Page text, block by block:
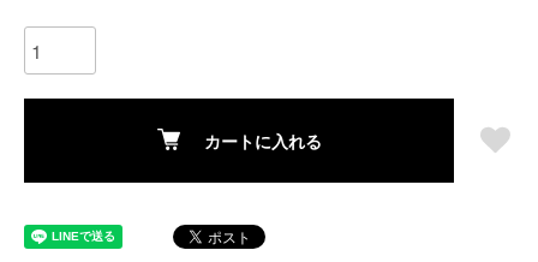
カートに入れる